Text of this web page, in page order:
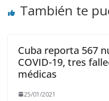
También te
Cuba reporta 567
COVID-19, tres
médicas
25/01/2021